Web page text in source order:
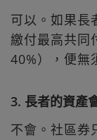
可以。如果長
繳付最高共同
40%），便無
3. 長者的資產
不會。社區券